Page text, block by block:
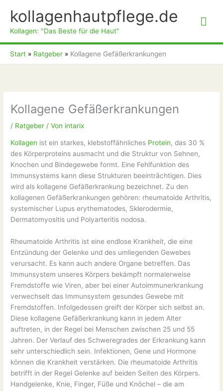
Inhalt
springen
kollagenhautpflege.de
Kollagen: "Das Beste für die Haut"
Start Ratgeber Kollagene Gefäßerkrankungen
Kollagene Gefäßerkrankungen
/ Ratgeber / Von intarix
Kollagen ist ein starkes, klebstoffähnliches Protein, das 30 %
des Körperproteins ausmacht und die Struktur von Sehnen,
Knochen und Bindegewebe formt. Eine Fehlfunktion des
Immunsystems kann diese Strukturen beeinträchtigen. Dies
wird als kollagene Gefäßerkrankung bezeichnet. Zu den
kollagenen Gefäßerkrankungen gehören: rheumatoide Arthritis,
systemischer Lupus erythematodes, Sklerodermie,
Dermatomyositis und Polyarteritis nodosa.
Rheumatoide Arthritis ist eine endlose Krankheit, die eine
Entzündung der Gelenke und des umliegenden Gewebes
verursacht. Es kann auch andere Organe betreffen. Das
Immunsystem unseres Körpers bekämpft normalerweise
Fremdstoffe wie Viren, aber bei einer Autoimmunerkrankung
verwechselt das Immunsystem gesundes Gewebe mit
Fremdstoffen. Infolgedessen greift der Körper sich selbst an.
Diese kollagene Gefäßerkrankung kann in jedem Alter
auftreten, in der Regel bei Menschen zwischen 25 und 55
Jahren. Der Verlauf des Schweregrades der Erkrankung kann
sehr unterschiedlich sein. Infektionen, Gene und Hormone
können die Krankheit verstärken. Die rheumatoide Arthritis
betrifft in der Regel Gelenke auf beiden Seiten des Körpers.
Handgelenke, Knie, Finger, Füße und Knöchel – die am